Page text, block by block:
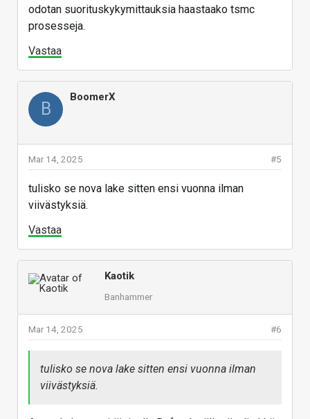
odotan suorituskykymittauksia haastaako tsmc
prosesseja.
Vastaa
B
BoomerX
#5
Mar 14, 2025
tulisko se nova lake sitten ensi vuonna ilman
viivästyksiä.
Vastaa
Kaotik
Banhammer
#6
Mar 14, 2025
tulisko se nova lake sitten ensi vuonna ilman
viivästyksiä.